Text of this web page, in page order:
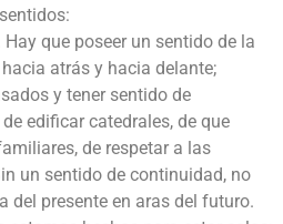
que poseer un sentido de la
atrás y hacia delante;
y tener sentido de
edificar catedrales, de que
de respetar a las
un sentido de continuidad, no
del presente en aras del futuro.